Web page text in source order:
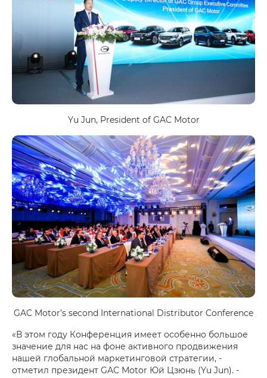
Yu Jun, President of GAC Motor
GAC Motor’s second International Distributor Conference
«В этом году Конференция имеет особенно большое
значение для нас на фоне активного продвижения
нашей глобальной маркетинговой стратегии, -
отметил президент GAC Motor Юй Цзюнь (Yu Jun). -